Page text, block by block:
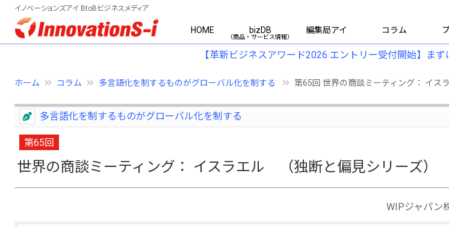
イノベーションズアイ BtoBビジネスメディア
HOME bizDB 編集局アイ コラム
【革新ビジネスアワード2026 エントリー受付開始】ま
ホーム コラム 多言語化を制するものがグローバル化を制する 第65回 世界の商談ミーティング： イス
多言語化を制するものがグローバル化を制する
第65回
世界の商談ミーティング： イスラエル （独断と偏見シリーズ）
WIPジャパン